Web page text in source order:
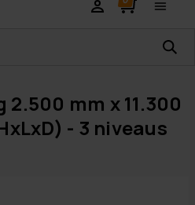
mm x 11.300
- 3 niveaus